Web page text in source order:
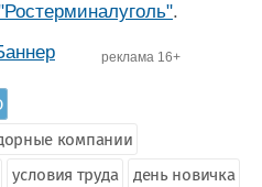
.
реклама 16+
компании
условия труда день новичка